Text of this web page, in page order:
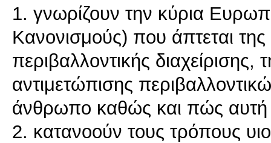
1. γνωρίζουν την κύρια
Κανονισμούς) που άπτεται
περιβαλλοντικής
αντιμετώπισης
άνθρωπο καθώς και πώς αυτή
2. κατανοούν τους τρόπους